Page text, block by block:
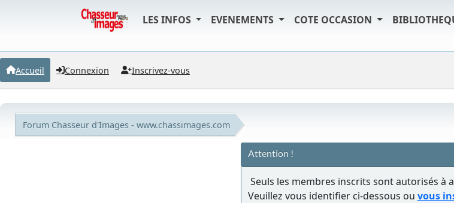
LES INFOS EVENEMENTS COTE OCCASION
Accueil Connexion Inscrivez-vous
Forum Chasseur d'Images - www.chassimages.com
Attention !
Seuls les membres inscrits sont autorisés à
Veuillez vous identifier ci-dessous ou vous